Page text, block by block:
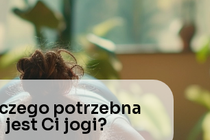
potrzebna
jest Ci jogi?